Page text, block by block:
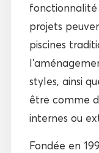
fonctionnalité
projets
piscines
styles, ainsi
être comme
internes ou
Fondée en